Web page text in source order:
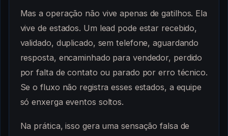
Mas a operação não vive apenas de gatilhos. Ela
vive de estados. Um lead pode estar recebido,
validado, duplicado, sem telefone, aguardando
resposta, encaminhado para vendedor, perdido
por falta de contato ou parado por erro técnico.
Se o fluxo não registra esses estados, a equipe
só enxerga eventos soltos.
Na prática, isso gera uma sensação falsa de